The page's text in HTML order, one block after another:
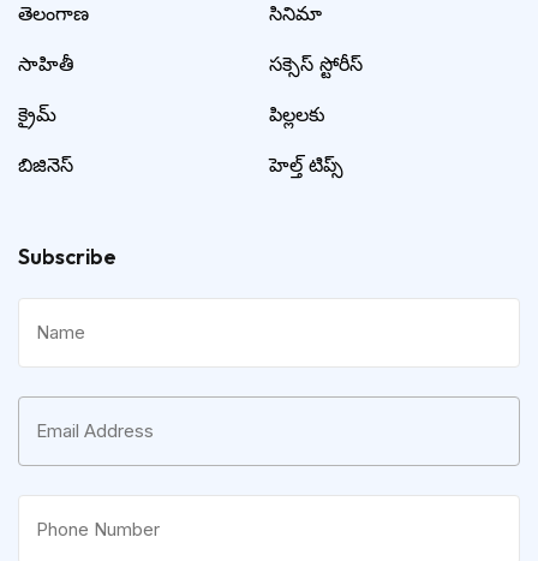
తెలంగాణ
సాహితీ
క్రైమ్
బిజినెస్
సినిమా
సక్సెస్ స్టోరీస్
పిల్లలకు
హెల్త్ టిప్స్
Subscribe